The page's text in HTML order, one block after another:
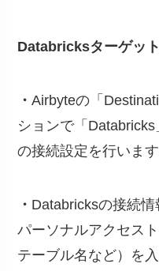
Databricksターゲッ
・Airbyteの「
ションで「
の接続設定を行います
・ Databricksの接続情
パーソナルアクセス
テーブル名など）を